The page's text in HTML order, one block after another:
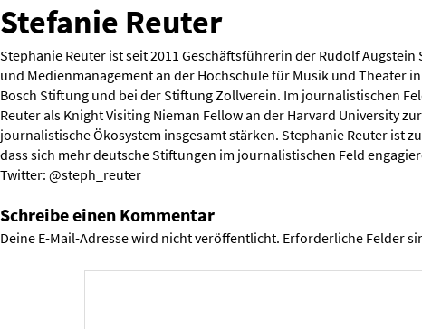
Stefanie Reuter
Stephanie Reuter ist seit 2011 Geschäftsführerin der Rudolf
und Medienmanagement an der Hochschule für Musik und Theater
Bosch Stiftung und bei der Stiftung Zollverein. Im journalistischen
Reuter als Knight Visiting Nieman Fellow an der Harvard University
journalistische Ökosystem insgesamt stärken. Stephanie Reuter ist
dass sich mehr deutsche Stiftungen im journalistischen Feld
Twitter: @steph_reuter
Schreibe einen Kommentar
Deine E-Mail-Adresse wird nicht veröffentlicht. Erforderliche Felder